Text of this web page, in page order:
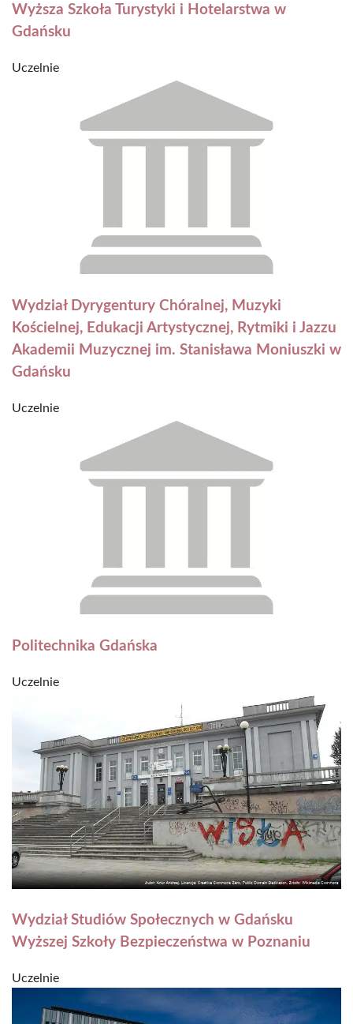
Wyższa Szkoła Turystyki i Hotelarstwa w
Gdańsku
Uczelnie
Wydział Dyrygentury Chóralnej, Muzyki
Kościelnej, Edukacji Artystycznej, Rytmiki i Jazzu
Akademii Muzycznej im. Stanisława Moniuszki w
Gdańsku
Uczelnie
Politechnika Gdańska
Uczelnie
Wydział Studiów Społecznych w Gdańsku
Wyższej Szkoły Bezpieczeństwa w Poznaniu
Uczelnie